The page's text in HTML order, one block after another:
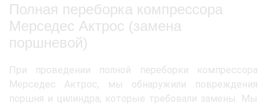
Полная переборка компрессора
Мерседес Актрос (замена
поршневой)
При проведении полной переборки компрессора
Мерседес Актрос, мы обнаружили повреждения
поршня и цилиндра, которые требовали замены. Мы